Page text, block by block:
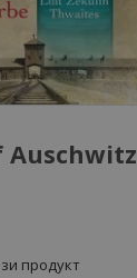
Auschwitz
продукт